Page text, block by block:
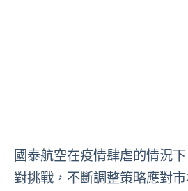
國泰航空在疫情肆虐的情況
對挑戰，不斷調整策略應對